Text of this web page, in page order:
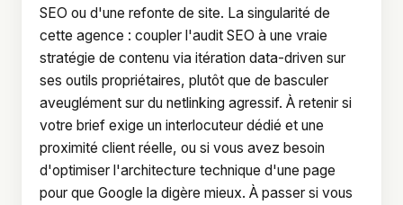
SEO ou d'une refonte de site. La singularité de
cette agence : coupler l'audit SEO à une vraie
stratégie de contenu via itération data-driven sur
ses outils propriétaires, plutôt que de basculer
aveuglément sur du netlinking agressif. À retenir si
votre brief exige un interlocuteur dédié et une
proximité client réelle, ou si vous avez besoin
d'optimiser l'architecture technique d'une page
pour que Google la digère mieux. À passer si vous